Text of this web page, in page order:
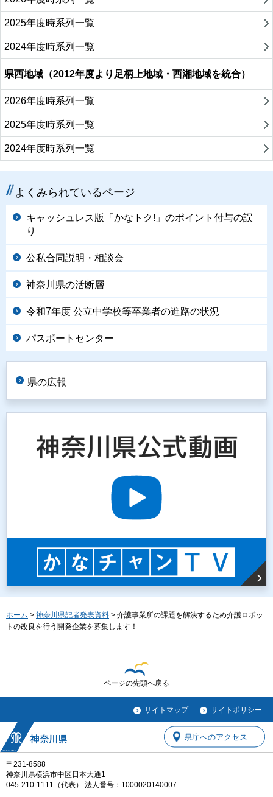
2025年度時系列一覧
2024年度時系列一覧
県西地域（2012年度より足柄上地域・西湘地域を統合）
2026年度時系列一覧
2025年度時系列一覧
2024年度時系列一覧
よくみられているページ
キャッシュレス版「かなトク!」のポイント付与の誤
り
公私合同説明・相談会
神奈川県の活断層
令和7年度 公立中学校等卒業者の進路の状況
パスポートセンター
県の広報
ホーム > 神奈川県記者発表資料 > 介護事業所の課題を解決するため介護ロボッ
トの改良を行う開発企業を募集します！
ページの先頭へ戻る
サイトマップ サイトポリシー
〒231-8588
神奈川県横浜市中区日本大通1
045-210-1111（代表） 法人番号：1000020140007
県庁へのアクセス